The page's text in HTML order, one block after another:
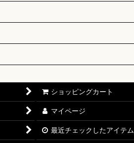
ショッピングカート
マイページ
最近チェックしたアイテム